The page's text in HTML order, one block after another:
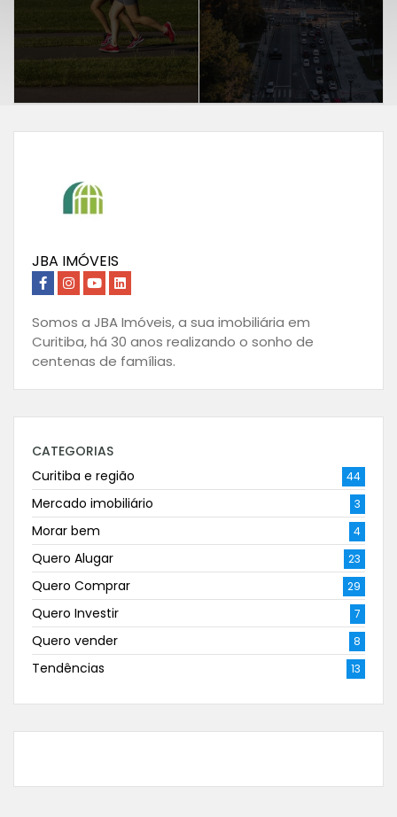
JBA IMÓVEIS
Somos a JBA Imóveis, a sua imobiliária em
Curitiba, há 30 anos realizando o sonho de
centenas de famílias.
CATEGORIAS
Curitiba e região
44
Mercado imobiliário 3
Morar bem 4
Quero Alugar 23
Quero Comprar 29
Quero Investir 7
Quero vender 8
Tendências 13